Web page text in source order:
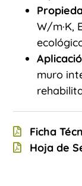
W/m·K,
muro
Ficha
Hoja de